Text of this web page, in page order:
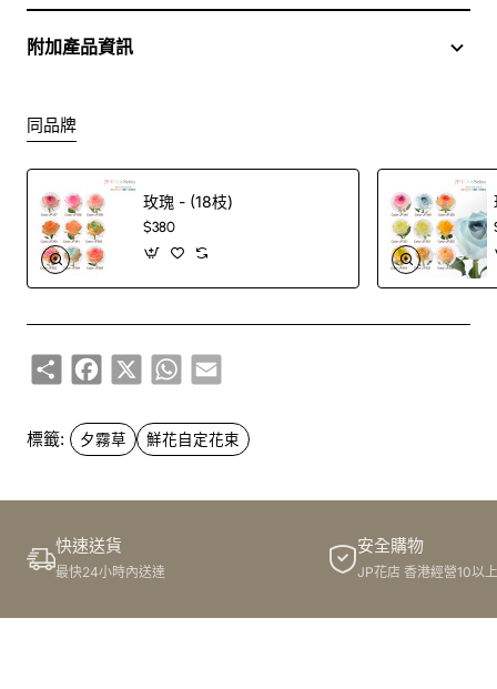
Packing
附加產品資訊
同品牌
玫瑰 - (18枝)
$380
ShareFacebook
X WhatsApp
Email
標籤: 夕霧草 鮮花自定花束
快速送貨
最快24小時內送達
安全購物
JP花店 香港經營10以